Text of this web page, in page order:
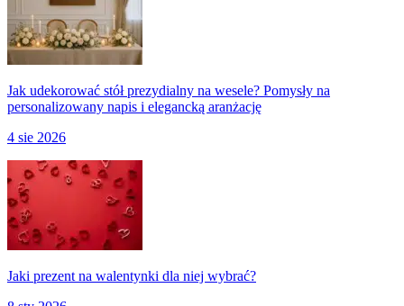
Jak udekorować stół prezydialny na wesele? Pomysły na
personalizowany napis i elegancką aranżację
4 sie 2026
Jaki prezent na walentynki dla niej wybrać?